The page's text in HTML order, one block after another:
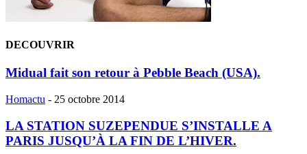
DECOUVRIR
Midual fait son retour à Pebble Beach (USA).
Homactu - 25 octobre 2014
LA STATION SUZEPENDUE S’INSTALLE A
PARIS JUSQU’À LA FIN DE L’HIVER.